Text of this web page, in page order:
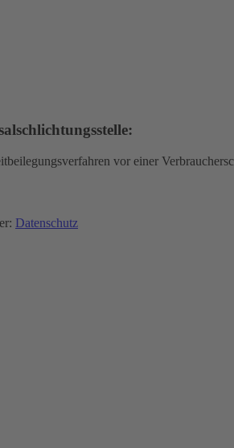
vor einer
Datenschutz